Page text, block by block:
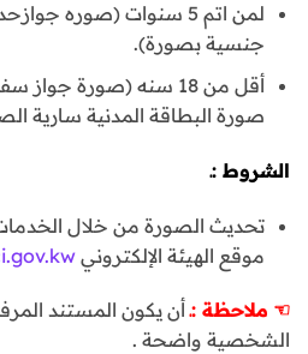
لمن اتم 5 سنوات (صوره
جنسية بصورة).
أقل من 18 سنه (صورة
صورة البطاقة المدنية سارية
الشروط :ـ
تحديث الصورة من خلال الخدمات
موقع الهيئة الإلكتروني
☜ ملاحظة :ـأن يكون المستند
الشخصية واضحة .